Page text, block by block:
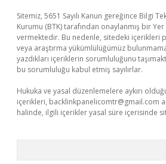
Sitemiz, 5651 Sayılı Kanun gereğince Bilgi
Kurumu (BTK) tarafından onaylanmış bir
vermektedir. Bu nedenle, sitedeki içerikleri
veya araştırma yükümlülüğümüz
yazdıkları içeriklerin sorumluluğunu
bu sorumluluğu kabul etmiş sayılırlar.
Hukuka ve yasal düzenlemelere aykırı
içerikleri, backlinkpanelicomtr@gmail.com
halinde, ilgili içerikler yasal süre içerisinde